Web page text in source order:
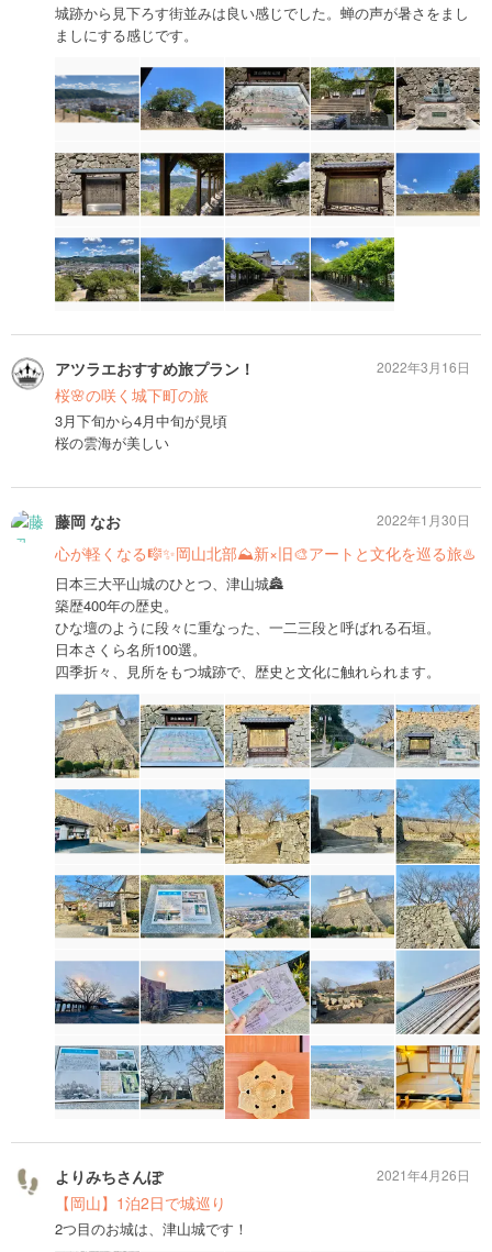
城跡から見下ろす街並みは良い感じでした。蝉の声が暑さをまし
ましにする感じです。
アツラエおすすめ旅プラン！
桜🌸の咲く城下町の旅
3月下旬から4月中旬が見頃
桜の雲海が美しい
2022年3月16日
藤岡 なお
心が軽くなる🎼✨岡山北部⛰新×旧🎨アートと文化を巡る旅♨️
日本三大平山城のひとつ、津山城🏯
築歴400年の歴史。
ひな壇のように段々に重なった、一二三段と呼ばれる石垣。
日本さくら名所100選。
四季折々、見所をもつ城跡で、歴史と文化に触れられます。
2022年1月30日
よりみちさんぽ
【岡山】1泊2日で城巡り
2つ目のお城は、津山城です！
2021年4月26日